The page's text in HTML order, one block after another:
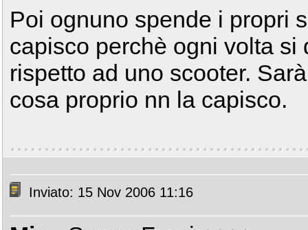
Poi ognuno spende i propri
capisco perchè ogni volta
rispetto ad uno scooter.
cosa proprio nn la capisco.
Inviato: 15 Nov 2006 11:16